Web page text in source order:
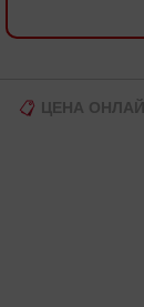
ЦЕНА